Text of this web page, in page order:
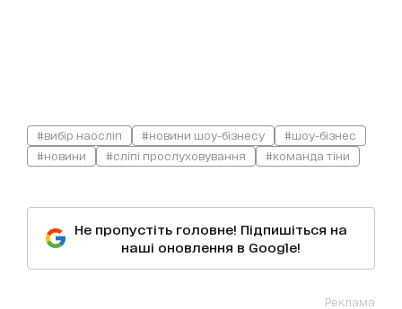
#вибір наосліп #новини шоу-бізнесу
#шоу-бізнес
#новини
#сліпі прослуховування #команда тіни
Не пропустіть головне! Підпишіться на
наші оновлення в Google!
Реклама